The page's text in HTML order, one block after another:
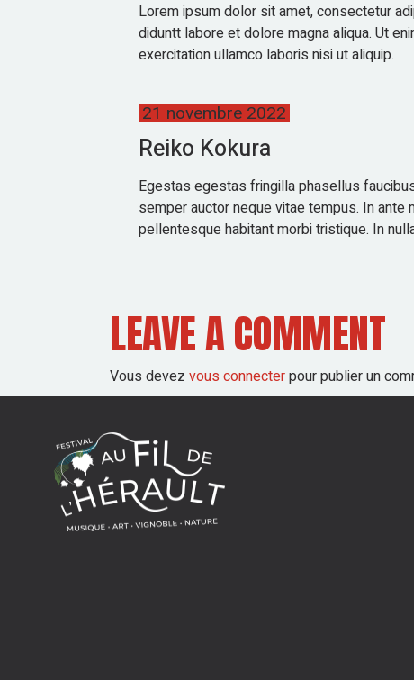
Lorem ipsum dolor sit amet, consectetur
diduntt labore et dolore magna aliqua. Ut
exercitation ullamco laboris nisi ut aliquip.
21 novembre 2022
Reiko Kokura
Egestas egestas fringilla phasellus
semper auctor neque vitae tempus. In ante
pellentesque habitant morbi tristique. In
LEAVE A COMMENT
Vous devez vous connecterpour publier un